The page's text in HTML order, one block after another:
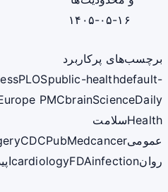
برچسب‌های پرکاربرد
PLOSpublic-healthdefault-
PMCbrainScienceDaily
Healthسلامت
عمومی
CDCPubMedcancer
روان
cardiologyFDAinfection